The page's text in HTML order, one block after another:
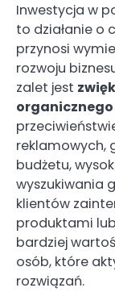
Inwestycja w
to działanie o
przynosi
rozwoju
zalet jest
reklamowych,
budżetu,
wyszukiwania
klientów
produktami
bardziej
osób, które
rozwiązań.